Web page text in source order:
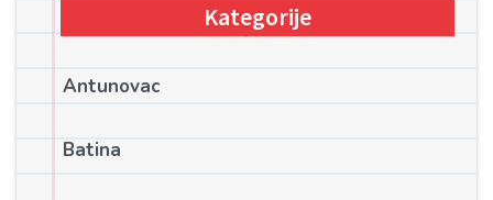
Kategorije
Antunovac
Batina